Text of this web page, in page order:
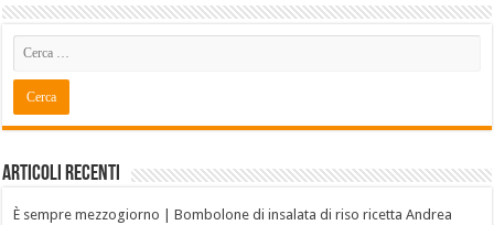
Articoli recenti
È sempre mezzogiorno | Bombolone di insalata di riso ricetta Andrea